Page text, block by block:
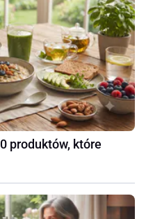
produktów, które